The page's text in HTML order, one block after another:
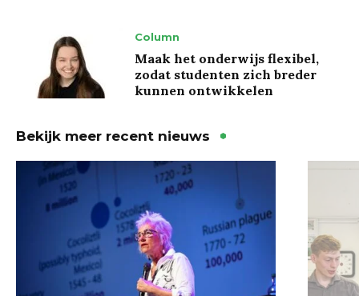
Column
Maak het onderwijs flexibel,
zodat studenten zich breder
kunnen ontwikkelen
Bekijk meer recent nieuws